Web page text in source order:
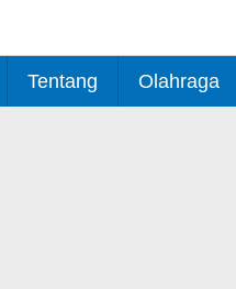
Tentang Olahraga